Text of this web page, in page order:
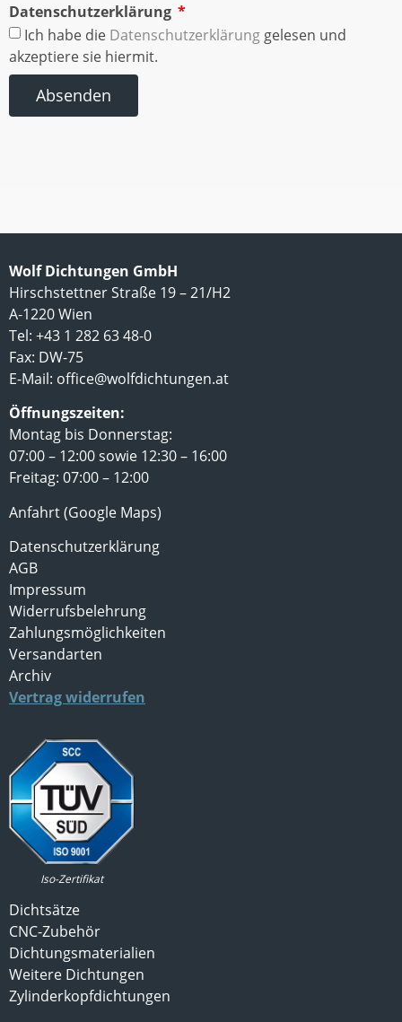
Datenschutzerklärung
Ich habe die Datenschutzerklärung gelesen und
akzeptiere sie hiermit.
Absenden
Wolf Dichtungen GmbH
Hirschstettner Straße 19 – 21/H2
A-1220 Wien
Tel: +43 1 282 63 48-0
Fax: DW-75
E-Mail: office@wolfdichtungen.at
Öffnungszeiten:
Montag bis Donnerstag:
07:00 – 12:00 sowie 12:30 – 16:00
Freitag: 07:00 – 12:00
Anfahrt (Google Maps)
Datenschutzerklärung
AGB
Impressum
Widerrufsbelehrung
Zahlungsmöglichkeiten
Versandarten
Archiv
Vertrag widerrufen
Iso-Zertifikat
Dichtsätze
CNC-Zubehör
Dichtungsmaterialien
Weitere Dichtungen
Zylinderkopfdichtungen